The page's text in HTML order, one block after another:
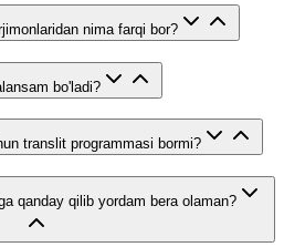
nima farqi bor?
bo'ladi?
translit programmasi bormi?
qanday qilib yordam bera olaman?